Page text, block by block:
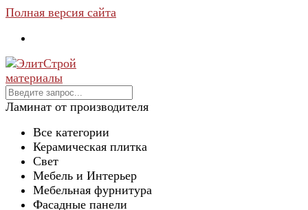
Полная версия сайта
Ламинат от производителя
Все категории
Керамическая плитка
Свет
Мебель и Интерьер
Мебельная фурнитура
Фасадные панели